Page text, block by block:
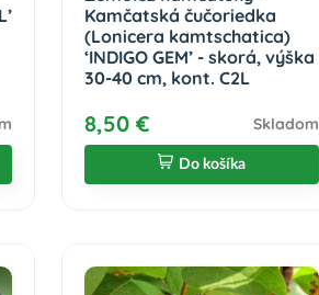
Kamčatská čučoriedka
(Lonicera kamtschatica)
‘INDIGO GEM’ - skorá, výška
30-40 cm, kont. C2L
8,50 € Skladom
Do košíka